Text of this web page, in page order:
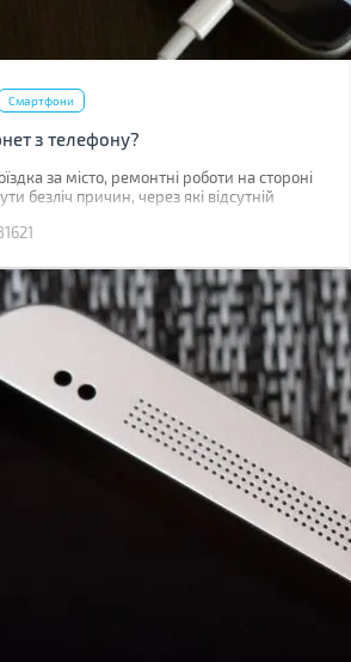
Смартфони
з телефону?
за місто, ремонтні роботи на стороні
безліч причин, через які відсутній
якщо ви знаходитесь у зоні її